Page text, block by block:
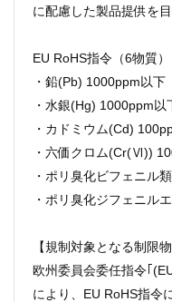
に配慮した製品提供を
EU RoHS指令（6物質）
・鉛(Pb) 1000ppm以下
・水銀(Hg) 1000ppm以
・カドミウム(Cd)
・六価クロム(Cr(Ⅵ))
・ポリ臭化ビフェニル
・ポリ臭化ジフェニル
【規制対象となる制限
欧州委員会委任指令｢
により、EU RoHS指令